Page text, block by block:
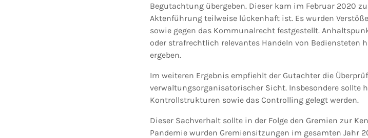
Begutachtung übergeben. Dieser kam im Februar 2020
Aktenführung teilweise lückenhaft ist. Es wurden
sowie gegen das Kommunalrecht festgestellt.
oder strafrechtlich relevantes Handeln von Bediensteten
ergeben.
Im weiteren Ergebnis empfiehlt der Gutachter die
verwaltungsorganisatorischer Sicht. Insbesondere sollte
Kontrollstrukturen sowie das Controlling gelegt werden.
Dieser Sachverhalt sollte in der Folge den Gremien zur
Pandemie wurden Gremiensitzungen im gesamten Jahr